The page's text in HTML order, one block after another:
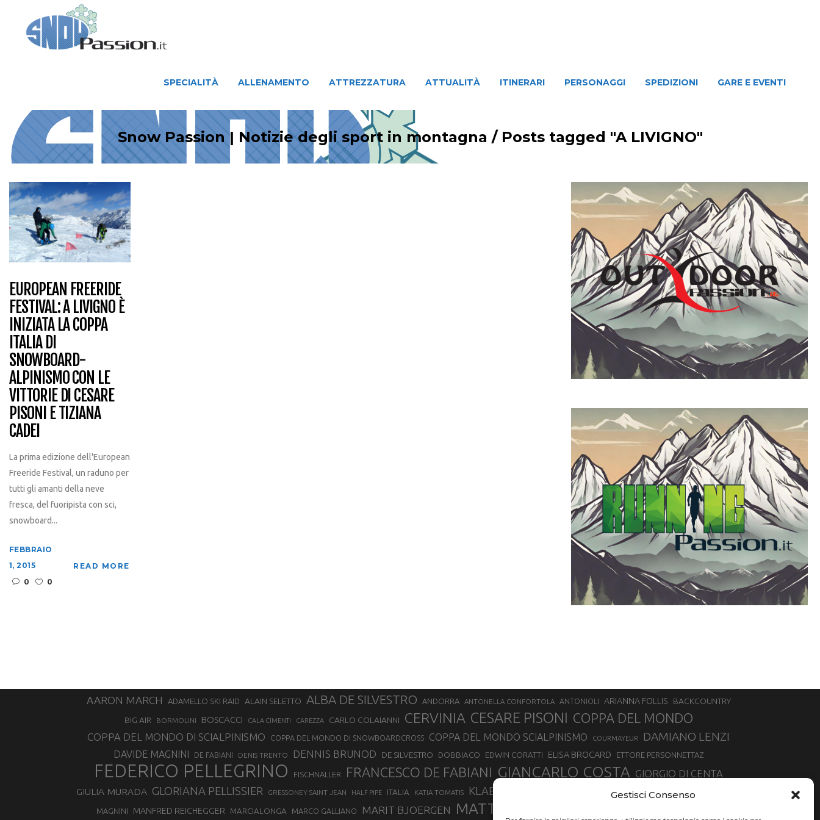
Gestisci Consenso
SPECIALITÀ ALLENAMENTO ATTREZZATURA ATTUALITÀ ITINERARI PERSONAGGI SPEDIZIONI GARE E EVENTI
Snow Passion | Notizie degli sport in montagna / Posts tagged "A LIVIGNO"
EUROPEAN FREERIDE
FESTIVAL: A LIVIGNO È
INIZIATA LA COPPA
ITALIA DI
SNOWBOARD-
ALPINISMO CON LE
VITTORIE DI CESARE
PISONI E TIZIANA
CADEI
La prima edizione dell'European
Freeride Festival, un raduno per
tutti gli amanti della neve
fresca, del fuoripista con sci,
snowboard...
FEBBRAIO
1, 2015
0
0
READ MORE
AARON MARCH ADAMELLO SKI RAID ALAIN SELETTO ALBA DE SILVESTRO ANDORRA ANTONELLA CONFORTOLA ANTONIOLI ARIANNA FOLLIS
BACKCOUNTRY
BIG AIR
BORMOLINI BOSCACCI CALA CIMENTI CAREZZA CARLO COLAIANNI CERVINIA CESARE PISONI COPPA DEL MONDO
COPPA DEL MONDO DI SCIALPINISMO COPPA DEL MONDO DI SNOWBOARDCROSS COPPA DEL MONDO SCIALPINISMO COURMAYEUR DAMIANO LENZI
DAVIDE MAGNINI DE FABIANI DENIS TRENTO DENNIS BRUNOD DE SILVESTRO DOBBIACO EDWIN CORATTI ELISA BROCARD ETTORE PERSONNETTAZ
FEDERICO PELLEGRINO FISCHNALLER FRANCESCO DE FABIANI GIANCARLO COSTA GIORGIO DI CENTA
GIULIA MURADA GLORIANA PELLISSIER GRESSONEY SAINT JEAN HALF PIPE ITALIA KATIA TOMATIS KLAEBO LUCA MATTEOTTI MADONNA DI CAMPIGLIO
MAGNINI MANFRED REICHEGGER MARCIALONGA MARCO GALLIANO MARIT BJOERGEN MATTEO EYDALLIN